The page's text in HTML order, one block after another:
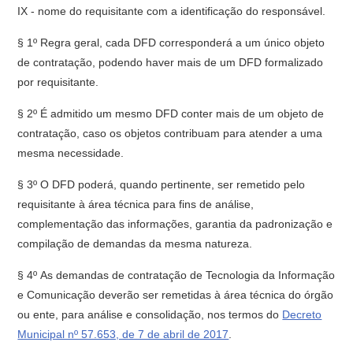
IX - nome do requisitante com a identificação do responsável.
§ 1º Regra geral, cada DFD corresponderá a um único objeto
de contratação, podendo haver mais de um DFD formalizado
por requisitante.
§ 2º É admitido um mesmo DFD conter mais de um objeto de
contratação, caso os objetos contribuam para atender a uma
mesma necessidade.
§ 3º O DFD poderá, quando pertinente, ser remetido pelo
requisitante à área técnica para fins de análise,
complementação das informações, garantia da padronização e
compilação de demandas da mesma natureza.
§ 4º As demandas de contratação de Tecnologia da Informação
e Comunicação deverão ser remetidas à área técnica do órgão
ou ente, para análise e consolidação, nos termos do Decreto
Municipal nº 57.653, de 7 de abril de 2017